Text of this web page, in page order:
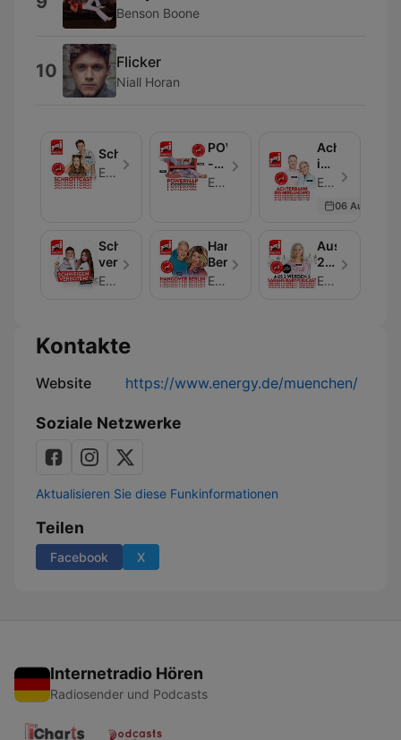
Benson Boone
10 Flicker
Niall Horan
Schrottcast
Energy
POWERNAP
-
Abschalten
Energy
Achterbahn
ins
Nirgendwo
Energy - Folge 6
06 Aug 2025
Schweigen
verboten
Energy
Hangover
Berlin
Energy
Aus
2
werden
Energy
Kontakte
Website https://www.energy.de/muenchen/
Soziale Netzwerke
Aktualisieren Sie diese Funkinformationen
Teilen
Facebook X
Internetradio Hören
Radiosender und Podcasts